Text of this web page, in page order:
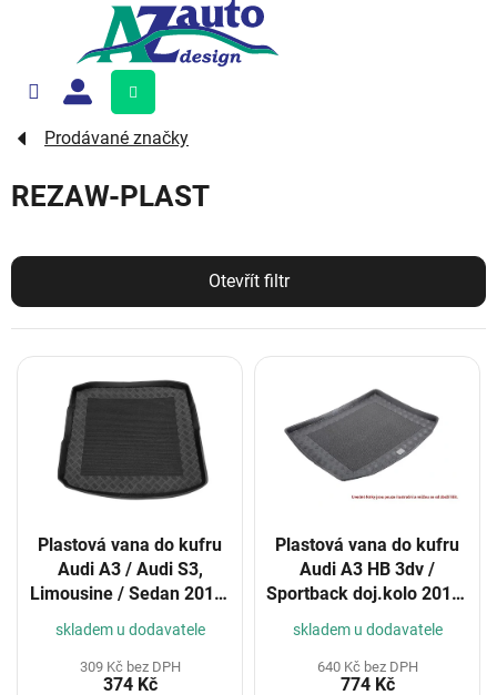
Nákupní
košík
Prodávané značky
REZAW-PLAST
Otevřít filtr
V
Plastová vana do kufru
Audi A3 / Audi S3,
Limousine / Sedan 2013-
2020
skladem u dodavatele
309 Kč bez DPH
374 Kč
Plastová vana do kufru
Audi A3 HB 3dv /
Sportback doj.kolo 2012-
2020
skladem u dodavatele
640 Kč bez DPH
774 Kč